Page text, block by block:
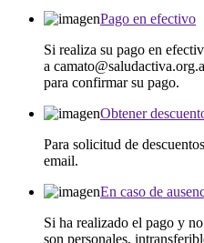
Pago en efectivo
Si realiza su pago en
a
para confirmar su pago.
Obtener
Para solicitud de
email.
En caso de
Si ha realizado el pago y
son personales,